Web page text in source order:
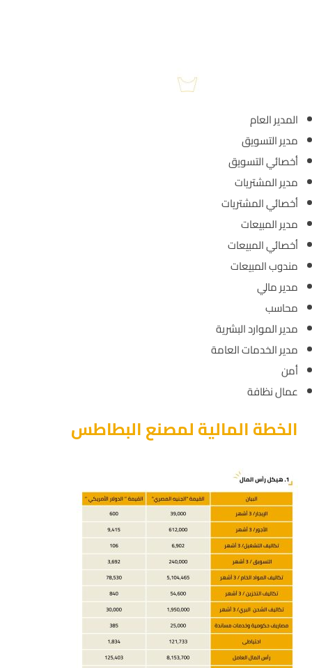
المدير العام
مدير التسويق
أخصائي التسويق
مدير المشتريات
أخصائي المشتريات
مدير المبيعات
أخصائي المبيعات
مندوب المبيعات
مدير مالي
محاسب
مدير الموارد البشرية
مدير الخدمات العامة
أمن
عمال نظافة
الخطة المالية لمصنع البطاطس